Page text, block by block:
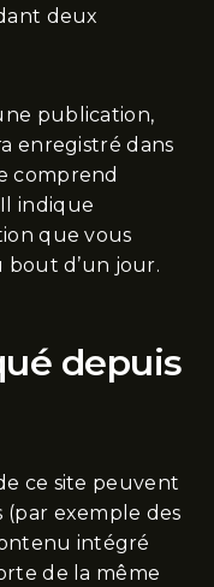
deux
publication,
enregistré dans
comprend
indique
que vous
bout d’un jour.
depuis
ce site peuvent
exemple des
intégré
de la même